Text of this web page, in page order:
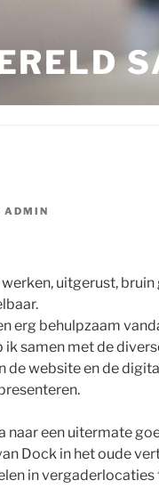
ADMIN
uitgerust,
erg behulpzaam
ik samen met de
de website en de
naar een uitermate
Dock in het oude
in